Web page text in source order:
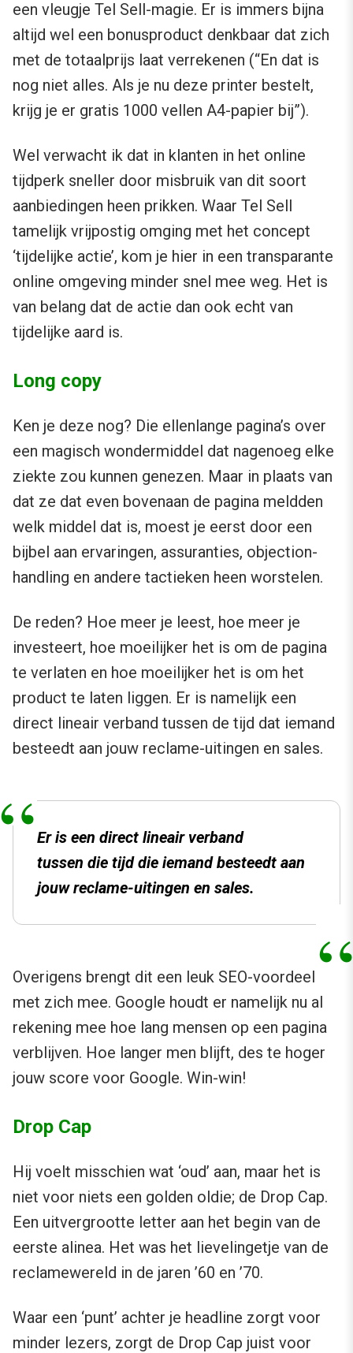
een vleugje Tel Sell-magie. Er is immers bijna
altijd wel een bonusproduct denkbaar dat zich
met de totaalprijs laat verrekenen (“En dat is
nog niet alles. Als je nu deze printer bestelt,
krijg je er gratis 1000 vellen A4-papier bij”).
Wel verwacht ik dat in klanten in het online
tijdperk sneller door misbruik van dit soort
aanbiedingen heen prikken. Waar Tel Sell
tamelijk vrijpostig omging met het concept
‘tijdelijke actie’, kom je hier in een transparante
online omgeving minder snel mee weg. Het is
van belang dat de actie dan ook echt van
tijdelijke aard is.
Long copy
Ken je deze nog? Die ellenlange pagina’s over
een magisch wondermiddel dat nagenoeg elke
ziekte zou kunnen genezen. Maar in plaats van
dat ze dat even bovenaan de pagina meldden
welk middel dat is, moest je eerst door een
bijbel aan ervaringen, assuranties, objection-
handling en andere tactieken heen worstelen.
De reden? Hoe meer je leest, hoe meer je
investeert, hoe moeilijker het is om de pagina
te verlaten en hoe moeilijker het is om het
product te laten liggen. Er is namelijk een
direct lineair verband tussen de tijd dat iemand
besteedt aan jouw reclame-uitingen en sales.
Er is een direct lineair verband
tussen die tijd die iemand besteedt aan
jouw reclame-uitingen en sales.
Overigens brengt dit een leuk SEO-voordeel
met zich mee. Google houdt er namelijk nu al
rekening mee hoe lang mensen op een pagina
verblijven. Hoe langer men blijft, des te hoger
jouw score voor Google. Win-win!
Drop Cap
Hij voelt misschien wat ‘oud’ aan, maar het is
niet voor niets een golden oldie; de Drop Cap.
Een uitvergrootte letter aan het begin van de
eerste alinea. Het was het lievelingetje van de
reclamewereld in de jaren ’60 en ’70.
Waar een ‘punt’ achter je headline zorgt voor
minder lezers, zorgt de Drop Cap juist voor